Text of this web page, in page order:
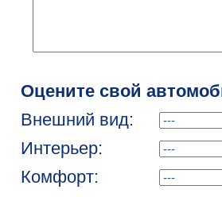
Оцените свой
Внешний вид:
Интерьер:
Комфорт: